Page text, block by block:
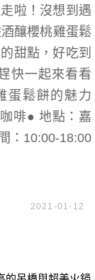
啦！沒想到遇
釀櫻桃雞蛋鬆
甜點，好吃到
快一起來看看
蛋鬆餅的魅力
啡● 地點：嘉
：10:00-18:00
2021-01-12